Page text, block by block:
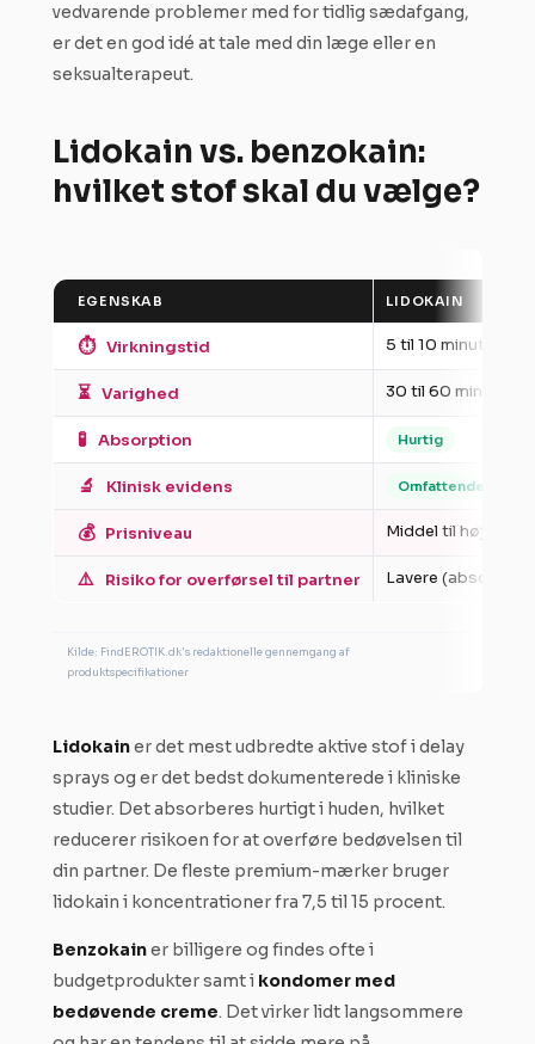
vedvarende problemer med for tidlig sædafgang,
er det en god idé at tale med din læge eller en
seksualterapeut.
Lidokain vs. benzokain:
hvilket stof skal du vælge?
EGENSKAB LIDOKAIN
⏱️ Virkningstid 5 til 10 minutter
⏳ Varighed 30 til 60 minutter
🧪 Absorption Hurtig
🔬 Klinisk evidens Omfattende
💰 Prisniveau Middel til høj
⚠️ Risiko for overførsel til partner Lavere
Kilde: FindEROTIK.dk's redaktionelle gennemgang af
produktspecifikationer
Lidokainer det mest udbredte aktive stof i delay
sprays og er det bedst dokumenterede i kliniske
studier. Det absorberes hurtigt i huden, hvilket
reducerer risikoen for at overføre bedøvelsen til
din partner. De fleste premium-mærker bruger
lidokain i koncentrationer fra 7,5 til 15 procent.
Benzokainer billigere og findes ofte i
budgetprodukter samt i kondomer med
bedøvende creme. Det virker lidt langsommere